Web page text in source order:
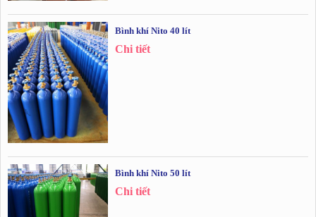
Bình khí Nito 40 lít
Chi tiết
Bình khí Nito 50 lít
Chi tiết